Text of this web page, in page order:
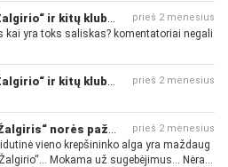
prieš 2 mėnesius
kai yra toks saliskas? komentatoriai negali
prieš 2 mėnesius
prieš 2 mėnesius
vieno krepšininko alga yra maždaug
Mokama už sugebėjimus... Nėra